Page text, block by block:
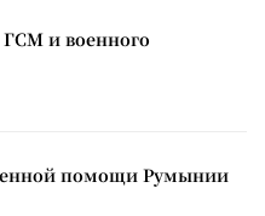
и военного
помощи Румынии